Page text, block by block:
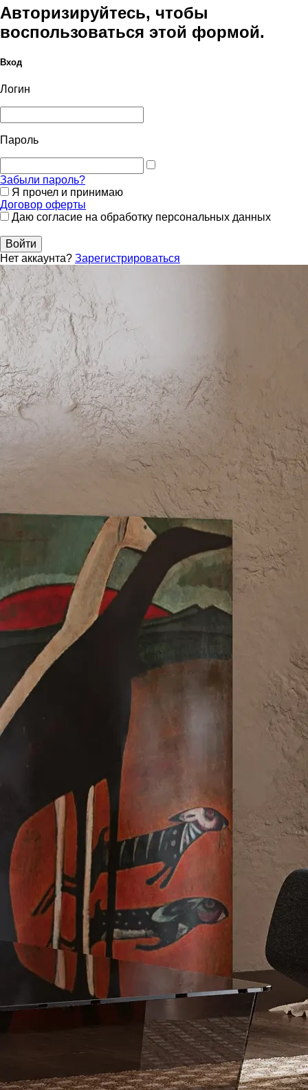
Авторизируйтесь, чтобы
воспользоваться этой формой.
Вход
Логин
Пароль
Забыли пароль?
Я прочел и принимаю
Договор оферты
Даю согласие на обработку персональных данных
Войти
Нет аккаунта? Зарегистрироваться